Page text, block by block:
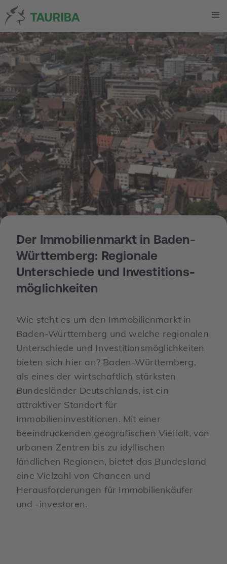
Der Immobilien­markt in Baden-
Württemberg: Regionale
Unterschiede und Investitions­
möglichkeiten
Wie steht es um den Immobilienmarkt in
Baden-Württemberg und welche regionalen
Unterschiede und Investitionsmöglichkeiten
bieten sich hier an? Baden-Württemberg,
als eines der wirtschaftlich stärksten
Bundesländer Deutschlands, ist ein
attraktiver Standort für
Immobilieninvestitionen. Mit einer
beeindruckenden geografischen Vielfalt, von
urbanen Zentren bis zu idyllischen
ländlichen Regionen, bietet das Bundesland
eine Vielzahl von Chancen und
Herausforderungen für Immobilienkäufer
und -investoren.